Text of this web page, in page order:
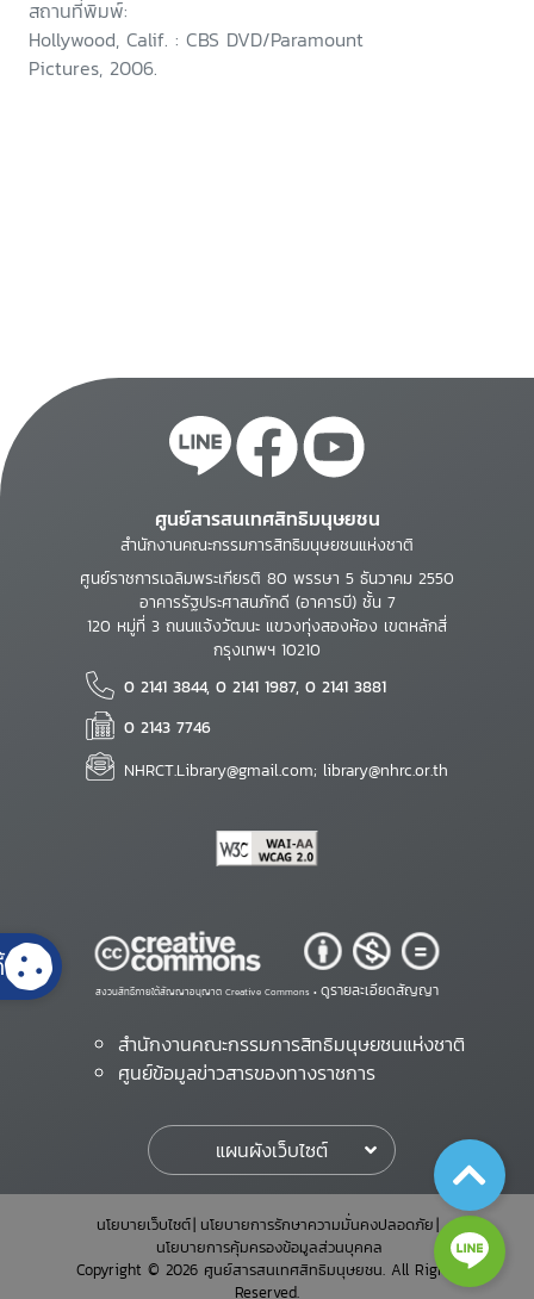
สถานที่พิมพ์:
Hollywood, Calif. : CBS DVD/Paramount
Pictures, 2006.
ศูนย์สารสนเทศสิทธิมนุษยชน
สำนักงานคณะกรรมการสิทธิมนุษยชนแห่งชาติ
ศูนย์ราชการเฉลิมพระเกียรติ 80 พรรษา 5 ธันวาคม 2550
อาคารรัฐประศาสนภักดี (อาคารบี) ชั้น 7
120 หมู่ที่ 3 ถนนแจ้งวัฒนะ แขวงทุ่งสองห้อง เขตหลักสี่
กรุงเทพฯ 10210
0 2141 3844, 0 2141 1987, 0 2141 3881
0 2143 7746
NHRCT.Library@gmail.com; library@nhrc.or.th
สงวนสิทธิ์ภายใต้สัญญาอนุญาต Creative Commons • ดูรายละเอียดสัญญา
สำนักงานคณะกรรมการสิทธิมนุษยชนแห่งชาติ
ศูนย์ข้อมูลข่าวสารของทางราชการ
แผนผังเว็บไซต์
นโยบายเว็บไซต์ นโยบายการรักษาความมั่นคงปลอดภัย
นโยบายการคุ้มครองข้อมูลส่วนบุคคล
Copyright © 2026 ศูนย์สารสนเทศสิทธิมนุษยชน. All Rights
Reserved.